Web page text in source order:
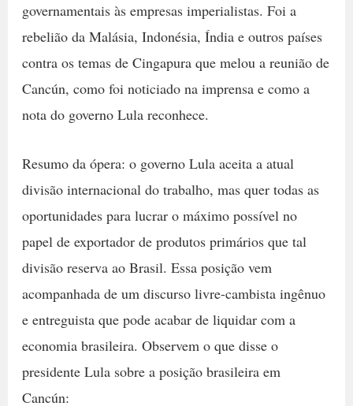
governamentais às empresas imperialistas. Foi a
rebelião da Malásia, Indonésia, Índia e outros países
contra os temas de Cingapura que melou a reunião de
Cancún, como foi noticiado na imprensa e como a
nota do governo Lula reconhece.
Resumo da ópera: o governo Lula aceita a atual
divisão internacional do trabalho, mas quer todas as
oportunidades para lucrar o máximo possível no
papel de exportador de produtos primários que tal
divisão reserva ao Brasil. Essa posição vem
acompanhada de um discurso livre-cambista ingênuo
e entreguista que pode acabar de liquidar com a
economia brasileira. Observem o que disse o
presidente Lula sobre a posição brasileira em
Cancún: